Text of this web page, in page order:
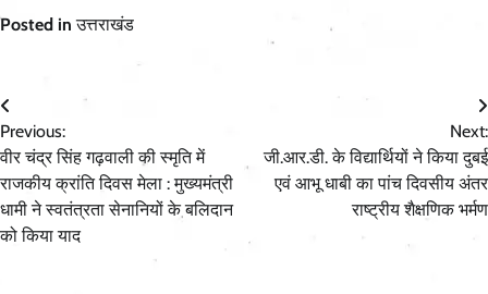
Posted inउत्तराखंड
Post
navigation
Previous:
वीर चंद्र सिंह गढ़वाली की स्मृति में
राजकीय क्रांति दिवस मेला : मुख्यमंत्री
धामी ने स्वतंत्रता सेनानियों के बलिदान
को किया याद
Next:
जी.आर.डी. के विद्यार्थियों ने किया दुबई
एवं आभू धाबी का पांच दिवसीय अंतर
राष्ट्रीय शैक्षणिक भर्मण